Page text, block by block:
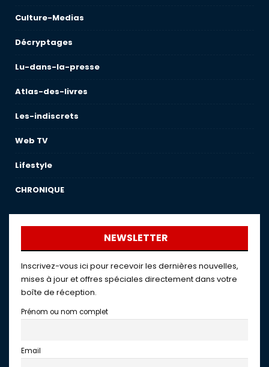
Culture-Medias
Décryptages
Lu-dans-la-presse
Atlas-des-livres
Les-indiscrets
Web TV
Lifestyle
CHRONIQUE
NEWSLETTER
Inscrivez-vous ici pour recevoir les dernières nouvelles,
mises à jour et offres spéciales directement dans votre
boîte de réception.
Prénom ou nom complet
Email